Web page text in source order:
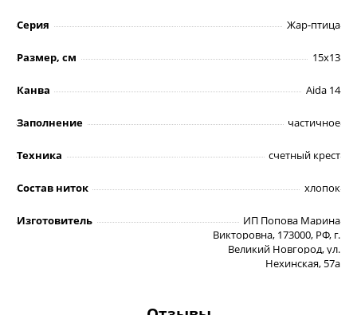
Серия Жар-птица
Размер, см 15х13
Канва Aida 14
Заполнение частичное
Техника счетный крест
Состав ниток хлопок
Изготовитель
ИП Попова Марина
Викторовна, 173000, РФ, г.
Великий Новгород, ул.
Нехинская, 57а